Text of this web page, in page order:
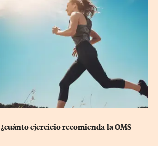
ejercicio recomienda la OMS